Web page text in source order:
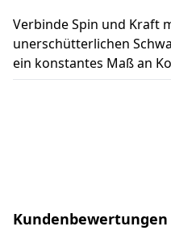
Verbinde Spin und Kraft
unerschütterlichen
ein konstantes Maß an
Kundenbewertungen